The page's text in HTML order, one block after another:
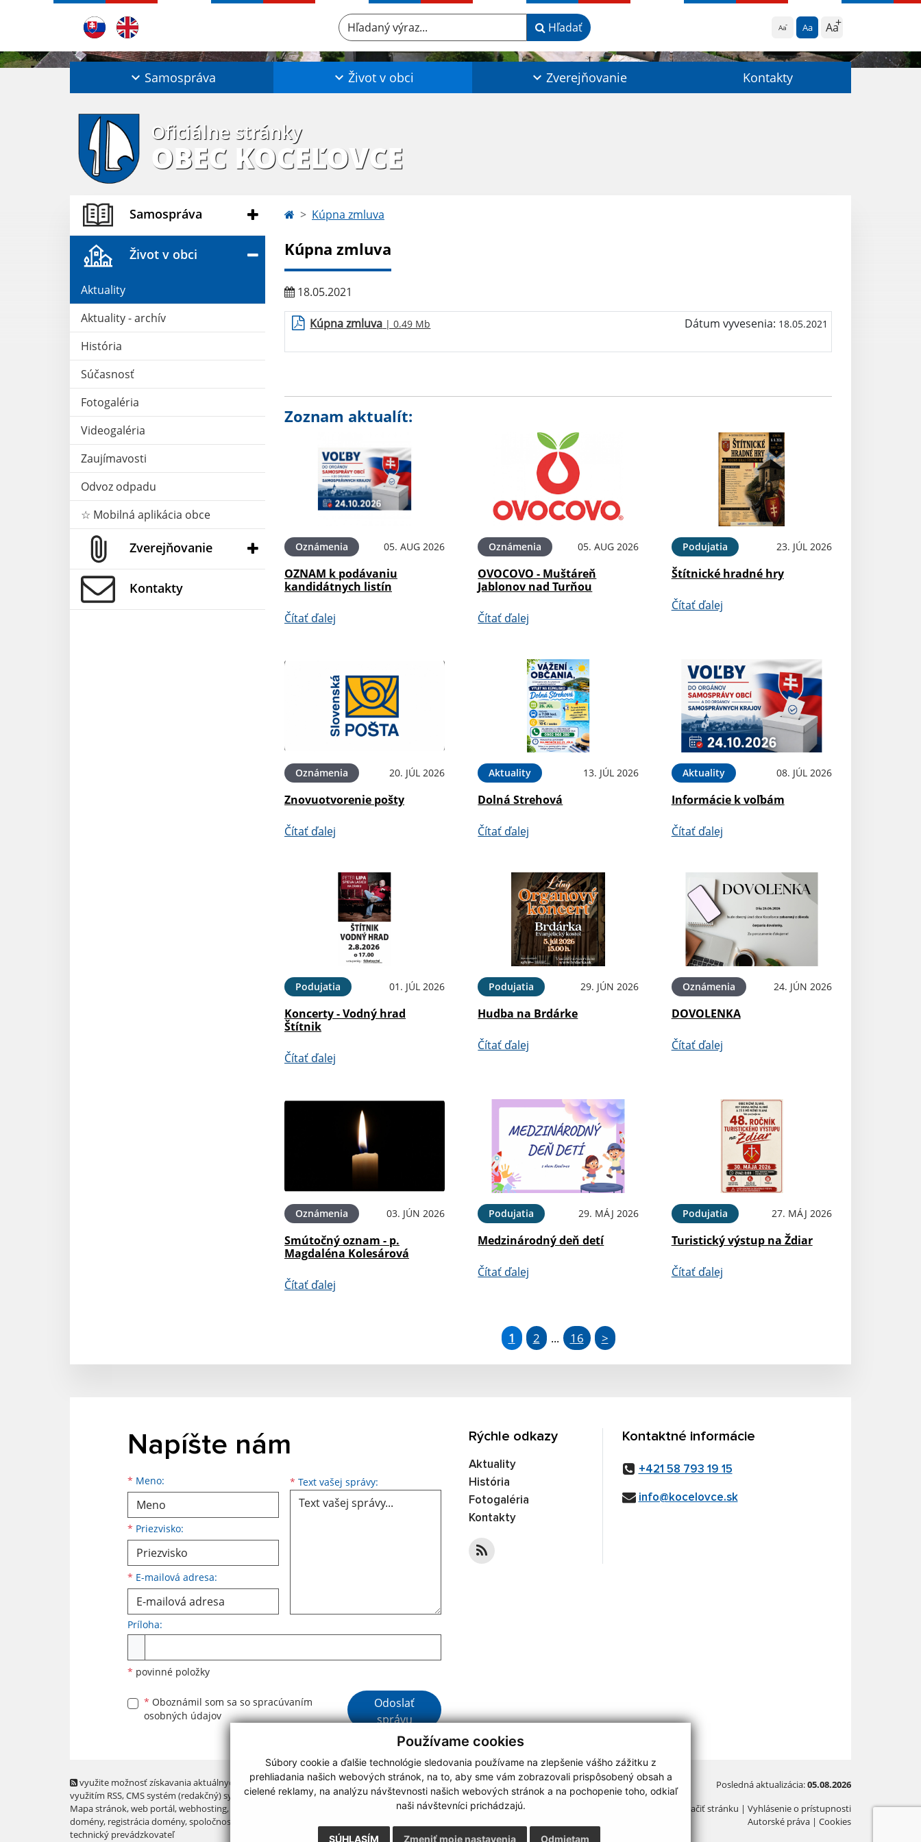
Používame cookies
Súbory cookie a ďalšie technológie sledovania používame na zlepšenie vášho zážitku z
prehliadania našich webových stránok, na to, aby sme vám zobrazovali prispôsobený obsah a
cielené reklamy, na analýzu návštevnosti našich webových stránok a na pochopenie toho, odkiaľ
naši návštevníci prichádzajú.
SÚHLASÍM Odmietam
Zmeniť moje nastavenia
Aa Aa Aa
Hľadaný výraz... Hľadať
Samospráva Život v obci Zverejňovanie Kontakty
Oficiálne stránky
OBEC KOCEĽOVCE
Samospráva
Život v obci
Aktuality
Aktuality - archív
História
Súčasnosť
Fotogaléria
Videogaléria
Zaujímavosti
Odvoz odpadu
☆ Mobilná aplikácia obce
Zverejňovanie
Kontakty
Kúpna zmluva
Kúpna zmluva
18.05.2021
Kúpna zmluva | 0.49 Mb Dátum vyvesenia: 18.05.2021
Zoznam aktualít:
Oznámenia 05. AUG 2026
OZNAM k podávaniu
kandidátnych listín
Čítať ďalej
Oznámenia 05. AUG 2026
OVOCOVO - Muštáreň
Jablonov nad Turňou
Čítať ďalej
Podujatia 23. JÚL 2026
Štítnické hradné hry
Čítať ďalej
Oznámenia 20. JÚL 2026
Znovuotvorenie pošty
Čítať ďalej
Aktuality 13. JÚL 2026
Dolná Strehová
Čítať ďalej
Aktuality 08. JÚL 2026
Informácie k voľbám
Čítať ďalej
Podujatia 01. JÚL 2026
Koncerty - Vodný hrad
Štítnik
Čítať ďalej
Podujatia 29. JÚN 2026
Hudba na Brdárke
Čítať ďalej
Oznámenia 24. JÚN 2026
DOVOLENKA
Čítať ďalej
Oznámenia 03. JÚN 2026
Smútočný oznam - p.
Magdaléna Kolesárová
Čítať ďalej
Podujatia 29. MÁJ 2026
Medzinárodný deň detí
Čítať ďalej
Podujatia 27. MÁJ 2026
Turistický výstup na Ždiar
Čítať ďalej
1 2 ... 16 >
Napíšte nám
* Meno:
Meno
* Priezvisko:
Priezvisko
* E-mailová adresa:
E-mailová adresa * Text vašej správy: Text vašej správy...
Príloha:
* povinné položky
* Oboznámil som sa so spracúvaním
osobných údajov
Google reCaptcha Response
Odoslať
správu
Rýchle odkazy
Aktuality
História
Fotogaléria
Kontakty
Kontaktné informácie
+421 58 793 19 15
info@kocelovce.sk
využite možnosť získavania aktuálnych informácií s
využitím RSS, CMS systém (redakčný) systém ECHELON 2,
Mapa stránok,web portál,webhosting,
domény, registrácia domény,spoločnosť webex.digital, s.r.o.
technický prevádzkovateľ
Posledná aktualizácia:05.08.2026
Vytlačiť stránku | Vyhlásenie o prístupnosti
Autorské práva | Cookies
webdesign|